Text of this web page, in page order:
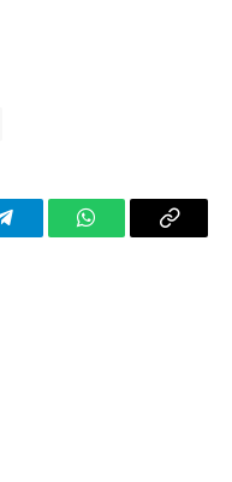
TelegramWhatsAppCopy